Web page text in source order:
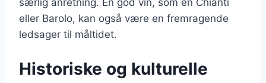
eller Barolo, kan også være en fremragende
ledsager til måltidet.
Historiske og kulturelle